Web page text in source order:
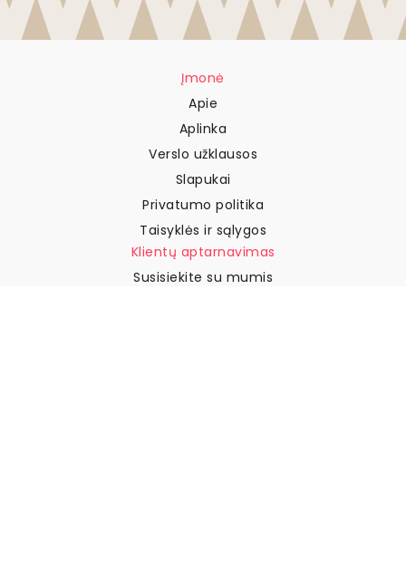
Įmonė
Apie
Aplinka
Verslo užklausos
Slapukai
Privatumo politika
Taisyklės ir sąlygos
Klientų aptarnavimas
Susisiekite su mumis